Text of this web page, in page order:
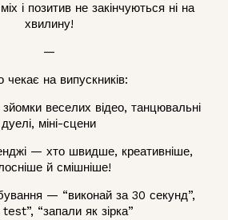
і позитив не закінчуються ні на
хвилину!
—
на випускників:
веселих відео, танцювальні
дуелі, міні-сцени
— хто швидше, креативніше,
й смішніше!
— “виконай за 30 секунд”,
“запали як зірка”